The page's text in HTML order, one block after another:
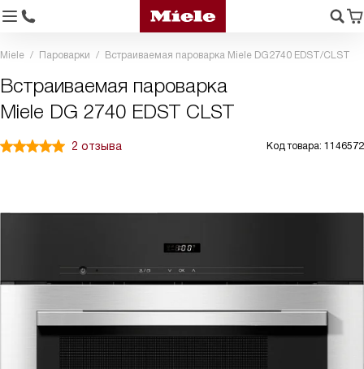
Miele Пароварки Встраиваемая пароварка Miele DG2740 EDST/CLST
Встраиваемая пароварка
Miele DG 2740 EDST CLST
2 отзыва Код товара: 1146572